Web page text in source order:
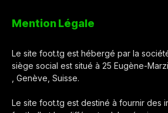
Mention Légale
Le site foot.tg est hébergé par la
siège social est situé à 25 Eugène-
, Genève, Suisse.
Le site foot.tg est destiné à fournir des